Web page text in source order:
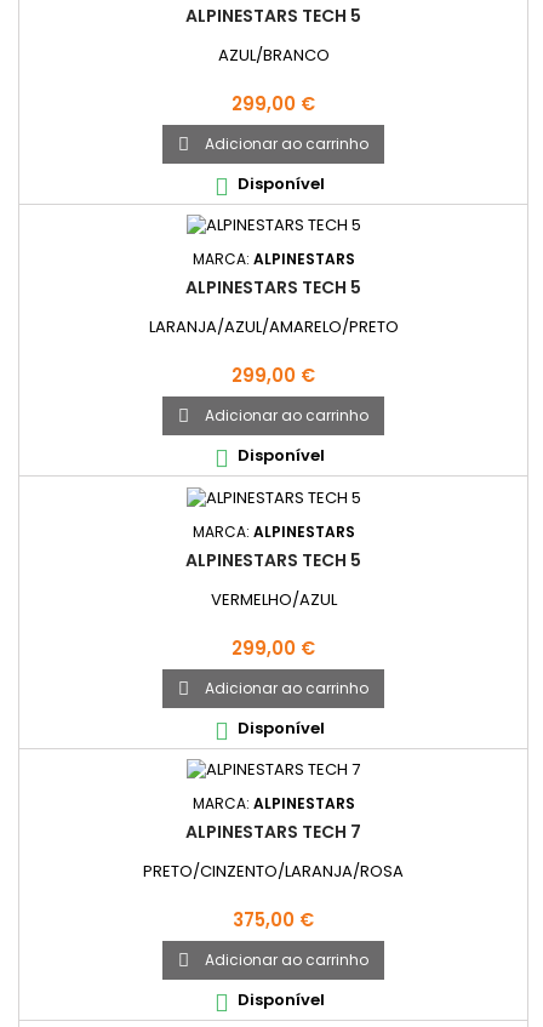
ALPINESTARS TECH 5
AZUL/BRANCO
Preço
299,00 €
 Adicionar ao carrinho
 Disponível
MARCA: ALPINESTARS
ALPINESTARS TECH 5
LARANJA/AZUL/AMARELO/PRETO
Preço
299,00 €
 Adicionar ao carrinho
 Disponível
MARCA: ALPINESTARS
ALPINESTARS TECH 5
VERMELHO/AZUL
Preço
299,00 €
 Adicionar ao carrinho
 Disponível
MARCA: ALPINESTARS
ALPINESTARS TECH 7
PRETO/CINZENTO/LARANJA/ROSA
Preço
375,00 €
 Adicionar ao carrinho
 Disponível